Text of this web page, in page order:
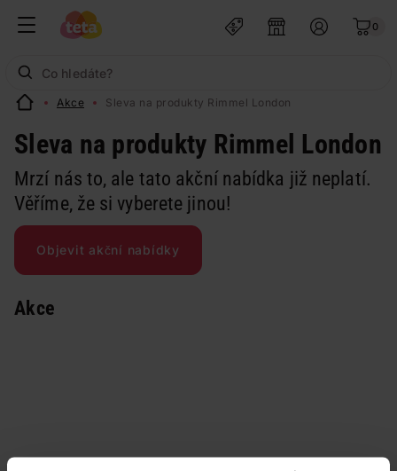
0
Akce Sleva na produkty Rimmel London
Sleva na produkty Rimmel London
Mrzí nás to, ale tato akční nabídka již neplatí.
Věříme, že si vyberete jinou!
Objevit akční nabídky
Akce